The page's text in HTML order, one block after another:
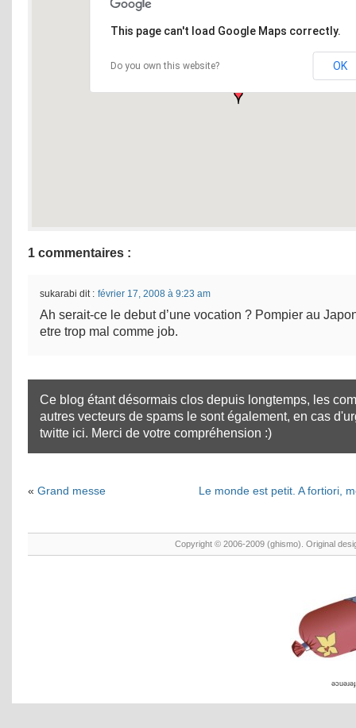
This page can't load Google Maps correctly.
Do you own this website? OK
1 commentaires :
sukarabi dit : février 17, 2008 à 9:23 am
Ah serait-ce le debut d’une vocation ? Pompier au
etre trop mal comme job.
Ce blog étant désormais clos depuis longtemps, les
autres vecteurs de spams le sont également, en cas
twitte ici. Merci de votre compréhension :)
« Grand messe Le monde est petit. A fortiori,
Copyright © 2006-2009 (ghismo). Original